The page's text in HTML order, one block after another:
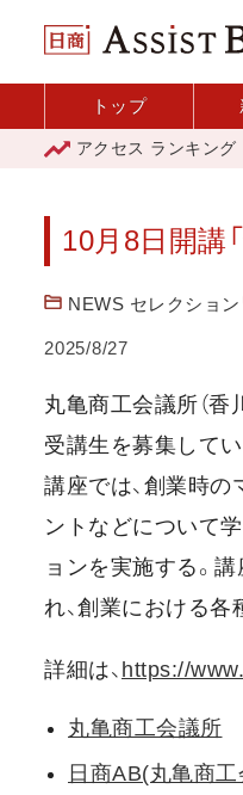
トップ
アクセス ランキング
「青森市プレミ
10月8日開講
NEWS セレクション
2025/8/27
丸亀商工会議所（香
受講生を募集して
講座では、創業時
ントなどについて
ョンを実施する。
れ、創業における各
詳細は、 https://
丸亀商工会議所
日商AB(丸亀商